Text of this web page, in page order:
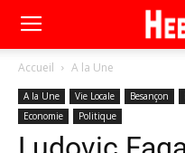
Accueil A la Une
A la Une Vie Locale Besançon
Economie
Politique